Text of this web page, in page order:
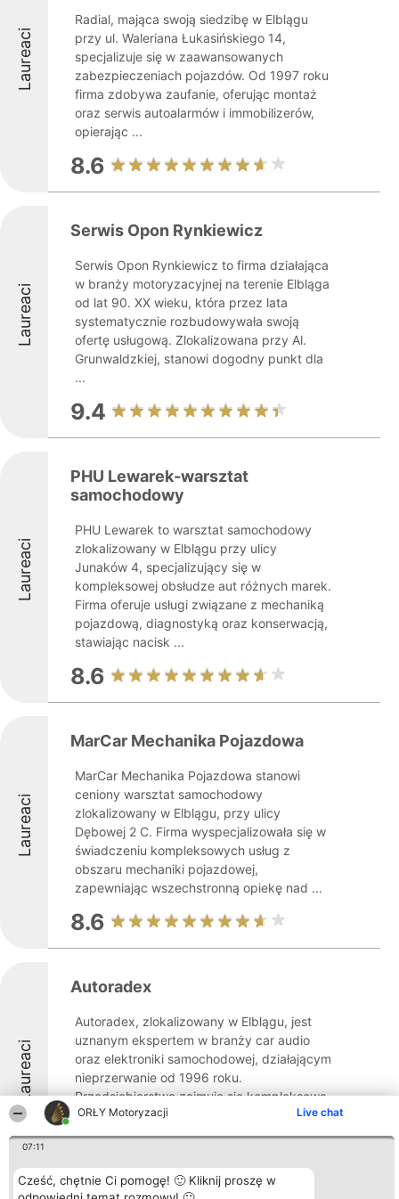
ORŁY Motoryzacji Live chat
07:11
Cześć, chętnie Ci pomogę! 🙂 Kliknij proszę w
Laureaci
Radial, mająca swoją siedzibę w Elblągu
przy ul. Waleriana Łukasińskiego 14,
specjalizuje się w zaawansowanych
zabezpieczeniach pojazdów. Od 1997 roku
firma zdobywa zaufanie, oferując montaż
oraz serwis autoalarmów i immobilizerów,
opierając ...
8.6
Laureaci
Serwis Opon Rynkiewicz
Serwis Opon Rynkiewicz to firma działająca
w branży motoryzacyjnej na terenie Elbląga
od lat 90. XX wieku, która przez lata
systematycznie rozbudowywała swoją
ofertę usługową. Zlokalizowana przy Al.
Grunwaldzkiej, stanowi dogodny punkt dla
...
9.4
Laureaci
PHU Lewarek-warsztat
samochodowy
PHU Lewarek to warsztat samochodowy
zlokalizowany w Elblągu przy ulicy
Junaków 4, specjalizujący się w
kompleksowej obsłudze aut różnych marek.
Firma oferuje usługi związane z mechaniką
pojazdową, diagnostyką oraz konserwacją,
stawiając nacisk ...
8.6
Laureaci
MarCar Mechanika Pojazdowa
MarCar Mechanika Pojazdowa stanowi
ceniony warsztat samochodowy
zlokalizowany w Elblągu, przy ulicy
Dębowej 2 C. Firma wyspecjalizowała się w
świadczeniu kompleksowych usług z
obszaru mechaniki pojazdowej,
zapewniając wszechstronną opiekę nad ...
8.6
Laureaci
Autoradex
Autoradex, zlokalizowany w Elblągu, jest
uznanym ekspertem w branży car audio
oraz elektroniki samochodowej, działającym
nieprzerwanie od 1996 roku.
Przedsiębiorstwo zajmuje się kompleksową
sprzedażą, montażem i serwisem
szerokiego zakresu ...
9.2